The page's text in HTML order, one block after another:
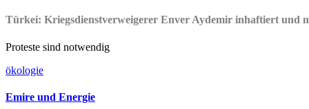
Türkei: Kriegsdienstverweigerer Enver Aydemir inhaftiert und
Proteste sind notwendig
ökologie
Emire und Energie